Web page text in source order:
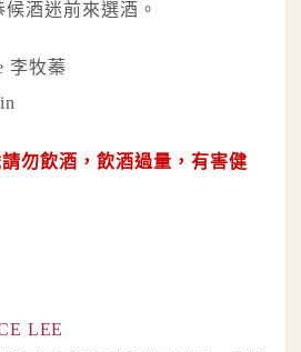
酒迷前來選酒。
李牧蓁
勿飲酒，飲酒過量，有害健
LEE